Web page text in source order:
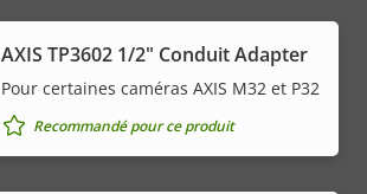
AXIS TP3602 1/2" Conduit Adapter
Pour certaines caméras AXIS M32 et P32
Recommandé pour ce produit